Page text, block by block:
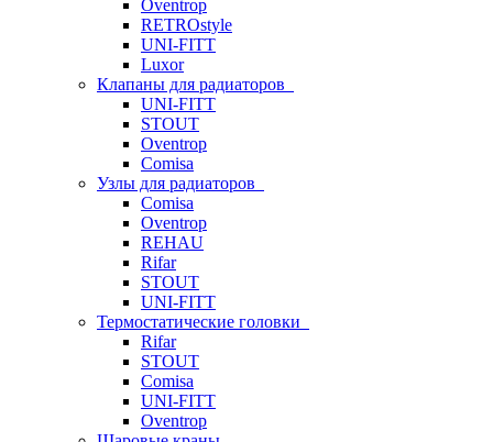
Oventrop
RETROstyle
UNI-FITT
Luxor
Клапаны для радиаторов
UNI-FITT
STOUT
Oventrop
Comisa
Узлы для радиаторов
Comisa
Oventrop
REHAU
Rifar
STOUT
UNI-FITT
Термостатические головки
Rifar
STOUT
Comisa
UNI-FITT
Oventrop